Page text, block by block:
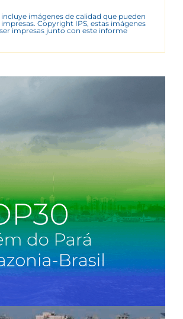
imágenes de calidad que pueden
impresas. Copyright IPS, estas imágenes
impresas junto con este informe